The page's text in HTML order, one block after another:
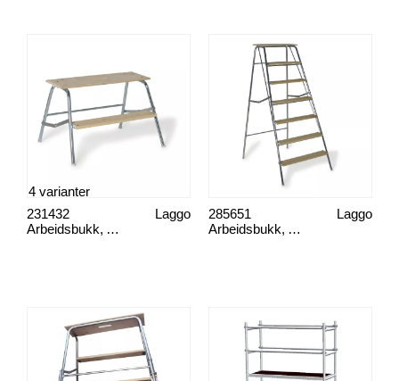
Arbeidsbukk, ABE75
Laggo
231432
4 varianter
Arbeidsbukk, ABE620l
Laggo
285651